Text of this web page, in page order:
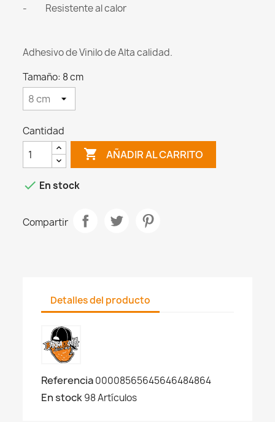
- Resistente al calor
Adhesivo de Vinilo de Alta calidad.
Tamaño: 8 cm
Cantidad
 AÑADIR AL CARRITO
 En stock
Compartir
Detalles del producto
Referencia00008565645646484864
En stock98 Artículos